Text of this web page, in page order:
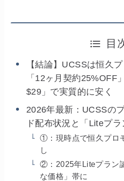
目
【結論】UCSSは恒久
「12ヶ月契約25%OFF
$29」で実質的に安く
2026年最新：UCSSの
ド配布状況と「Liteプ
①：現時点で恒久プロ
し
②：2025年Liteプラン
な価格」帯に